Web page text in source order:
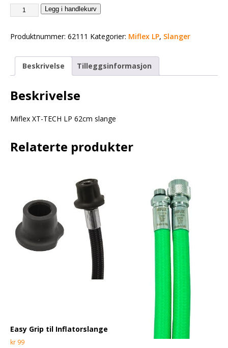
Legg i handlekurv
Produktnummer: 62111 Kategorier: Miflex LP, Slanger
Beskrivelse Tilleggsinformasjon
Beskrivelse
Miflex XT-TECH LP 62cm slange
Relaterte produkter
Easy Grip til Inflatorslange
kr 99